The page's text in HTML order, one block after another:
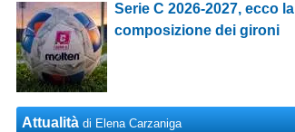
Serie C 2026-2027, ecco la
composizione dei gironi
Attualità di Elena Carzaniga